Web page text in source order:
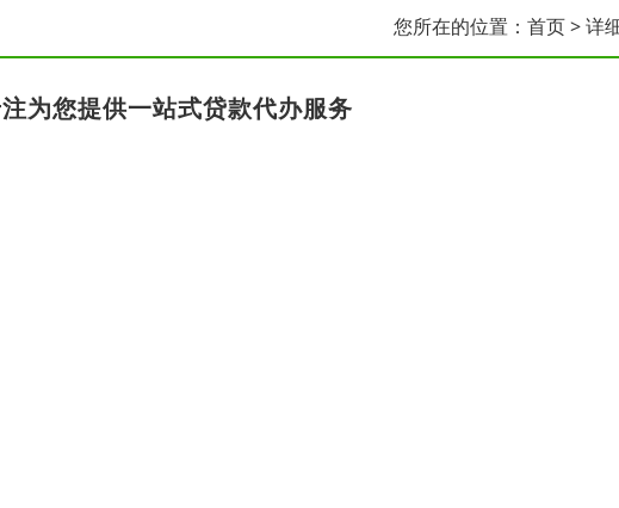
您所在的位置： 首页> 详
为您提供一站式贷款代办服务